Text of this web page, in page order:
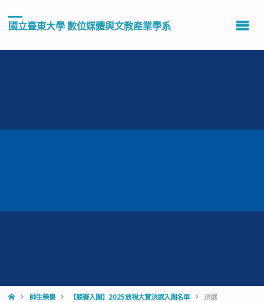
國立臺東大學 數位媒體與文教產業學系
HOME師生榮譽 【競賽入圍】2025放視大賞決選入圍名單 決選